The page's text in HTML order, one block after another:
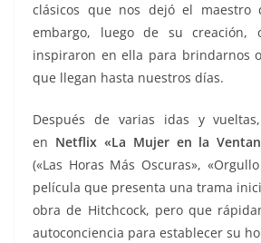
clásicos que nos dejó el maestro
embargo, luego de su creación,
inspiraron en ella para brindarnos
que llegan hasta nuestros días.
Después de varias idas y
en Netflix «La Mujer en la
(«Las Horas Más Oscuras»,
película que presenta una trama
obra de Hitchcock, pero que
autoconciencia para establecer su